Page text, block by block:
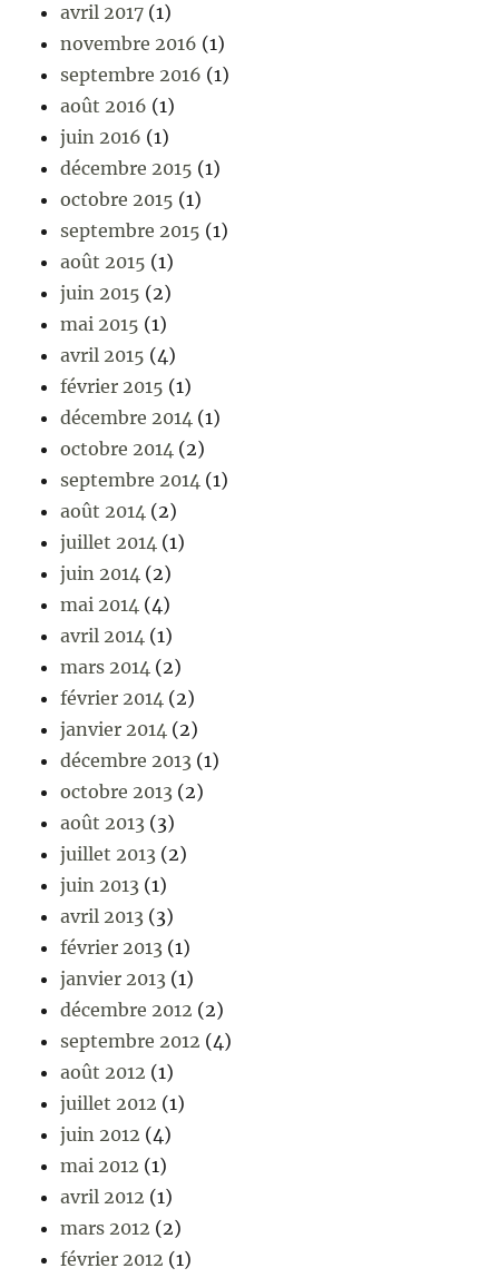
avril 2017 (1)
novembre 2016 (1)
septembre 2016 (1)
août 2016 (1)
juin 2016 (1)
décembre 2015 (1)
octobre 2015 (1)
septembre 2015 (1)
août 2015 (1)
juin 2015 (2)
mai 2015 (1)
avril 2015 (4)
février 2015 (1)
décembre 2014 (1)
octobre 2014 (2)
septembre 2014 (1)
août 2014 (2)
juillet 2014 (1)
juin 2014 (2)
mai 2014 (4)
avril 2014 (1)
mars 2014 (2)
février 2014 (2)
janvier 2014 (2)
décembre 2013 (1)
octobre 2013 (2)
août 2013 (3)
juillet 2013 (2)
juin 2013 (1)
avril 2013 (3)
février 2013 (1)
janvier 2013 (1)
décembre 2012 (2)
septembre 2012 (4)
août 2012 (1)
juillet 2012 (1)
juin 2012 (4)
mai 2012 (1)
avril 2012 (1)
mars 2012 (2)
février 2012 (1)